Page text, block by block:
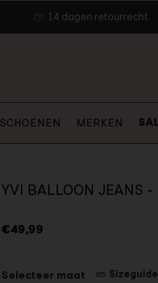
SCHOENEN MERKEN
14 dagen retourrecht
YVI BALLOON JEANS -
€49,99
Selecteer maat Sizeguide